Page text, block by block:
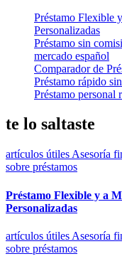
Préstamo Flexible
Personalizadas
Préstamo sin
mercado español
Comparador de
Préstamo rápido
Préstamo personal
te lo saltaste
artículos útiles Asesoría
sobre préstamos
Préstamo Flexible y a
Personalizadas
artículos útiles Asesoría
sobre préstamos